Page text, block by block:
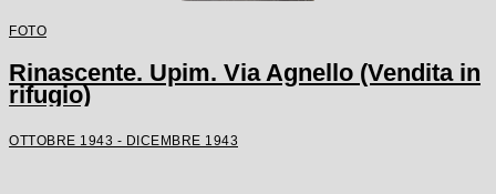
FOTO
Rinascente. Upim. Via Agnello (Vendita in
rifugio)
OTTOBRE 1943 - DICEMBRE 1943